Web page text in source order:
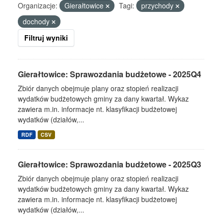
Organizacje: Gierałtowice Tagi:
przychody
dochody
Filtruj wyniki
Gierałtowice: Sprawozdania budżetowe - 2025Q4
Zbiór danych obejmuje plany oraz stopień realizacji
wydatków budżetowych gminy za dany kwartał. Wykaz
zawiera m.in. informacje nt. klasyfikacji budżetowej
wydatków (działów,...
RDF CSV
Gierałtowice: Sprawozdania budżetowe - 2025Q3
Zbiór danych obejmuje plany oraz stopień realizacji
wydatków budżetowych gminy za dany kwartał. Wykaz
zawiera m.in. informacje nt. klasyfikacji budżetowej
wydatków (działów,...